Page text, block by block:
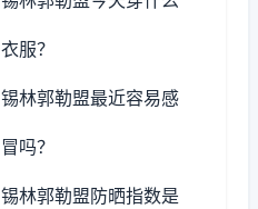
衣服？
锡林郭勒盟最近容易感
冒吗？
锡林郭勒盟防晒指数是